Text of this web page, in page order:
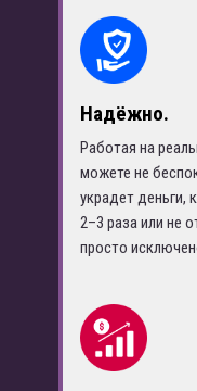
Надёжно.
Работая на
можете не
украдет деньги,
2–3 раза или не
просто